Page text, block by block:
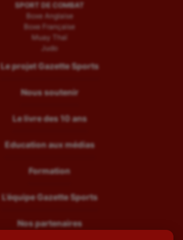
SPORT DE COMBAT
Boxe Anglaise
Boxe Française
Muay Thaï
Judo
Le projet Gazette Sports
Nous soutenir
Le livre des 10 ans
Education aux médias
Formation
L’équipe Gazette Sports
Nos partenaires